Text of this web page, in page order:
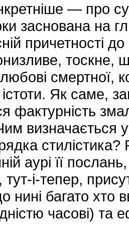
— про
заснована на
причетності
тоскне,
смертної,
Як саме,
фактурність
визначається
стилістика?
аурі її послань,
тут-і-тепер,
нині багато хто
часові) та